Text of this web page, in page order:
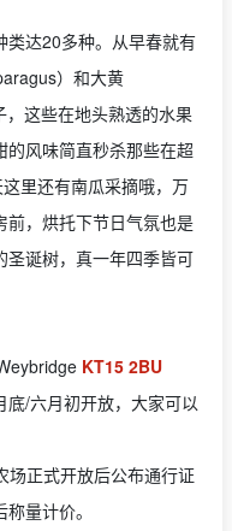
类达20多种。从早春就有
）和大黄
，这些在地头熟透的水果
风味简直秒杀那些在超
里还有南瓜采摘哦，万
前，烘托下节日气氛也是
圣诞树，真一年四季皆可
KT15 2BU
/六月初开放，大家可以
正式开放后公布通行证
量计价。